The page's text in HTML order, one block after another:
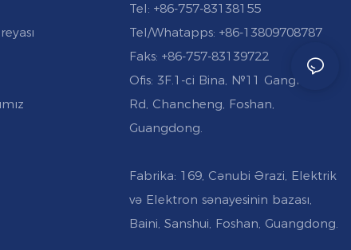
Tel: +86-757-83138155
Tel/Whatapps: +86-13809708787
Faks: +86-757-83139722
Ofis: 3F.1-ci Bina, №11 Gangkou
Rd, Chancheng, Foshan,
Guangdong.
Fabrika: 169, Cənubi Ərazi, Elektrik
və Elektron sənayesinin bazası,
Baini, Sanshui, Foshan, Guangdong.